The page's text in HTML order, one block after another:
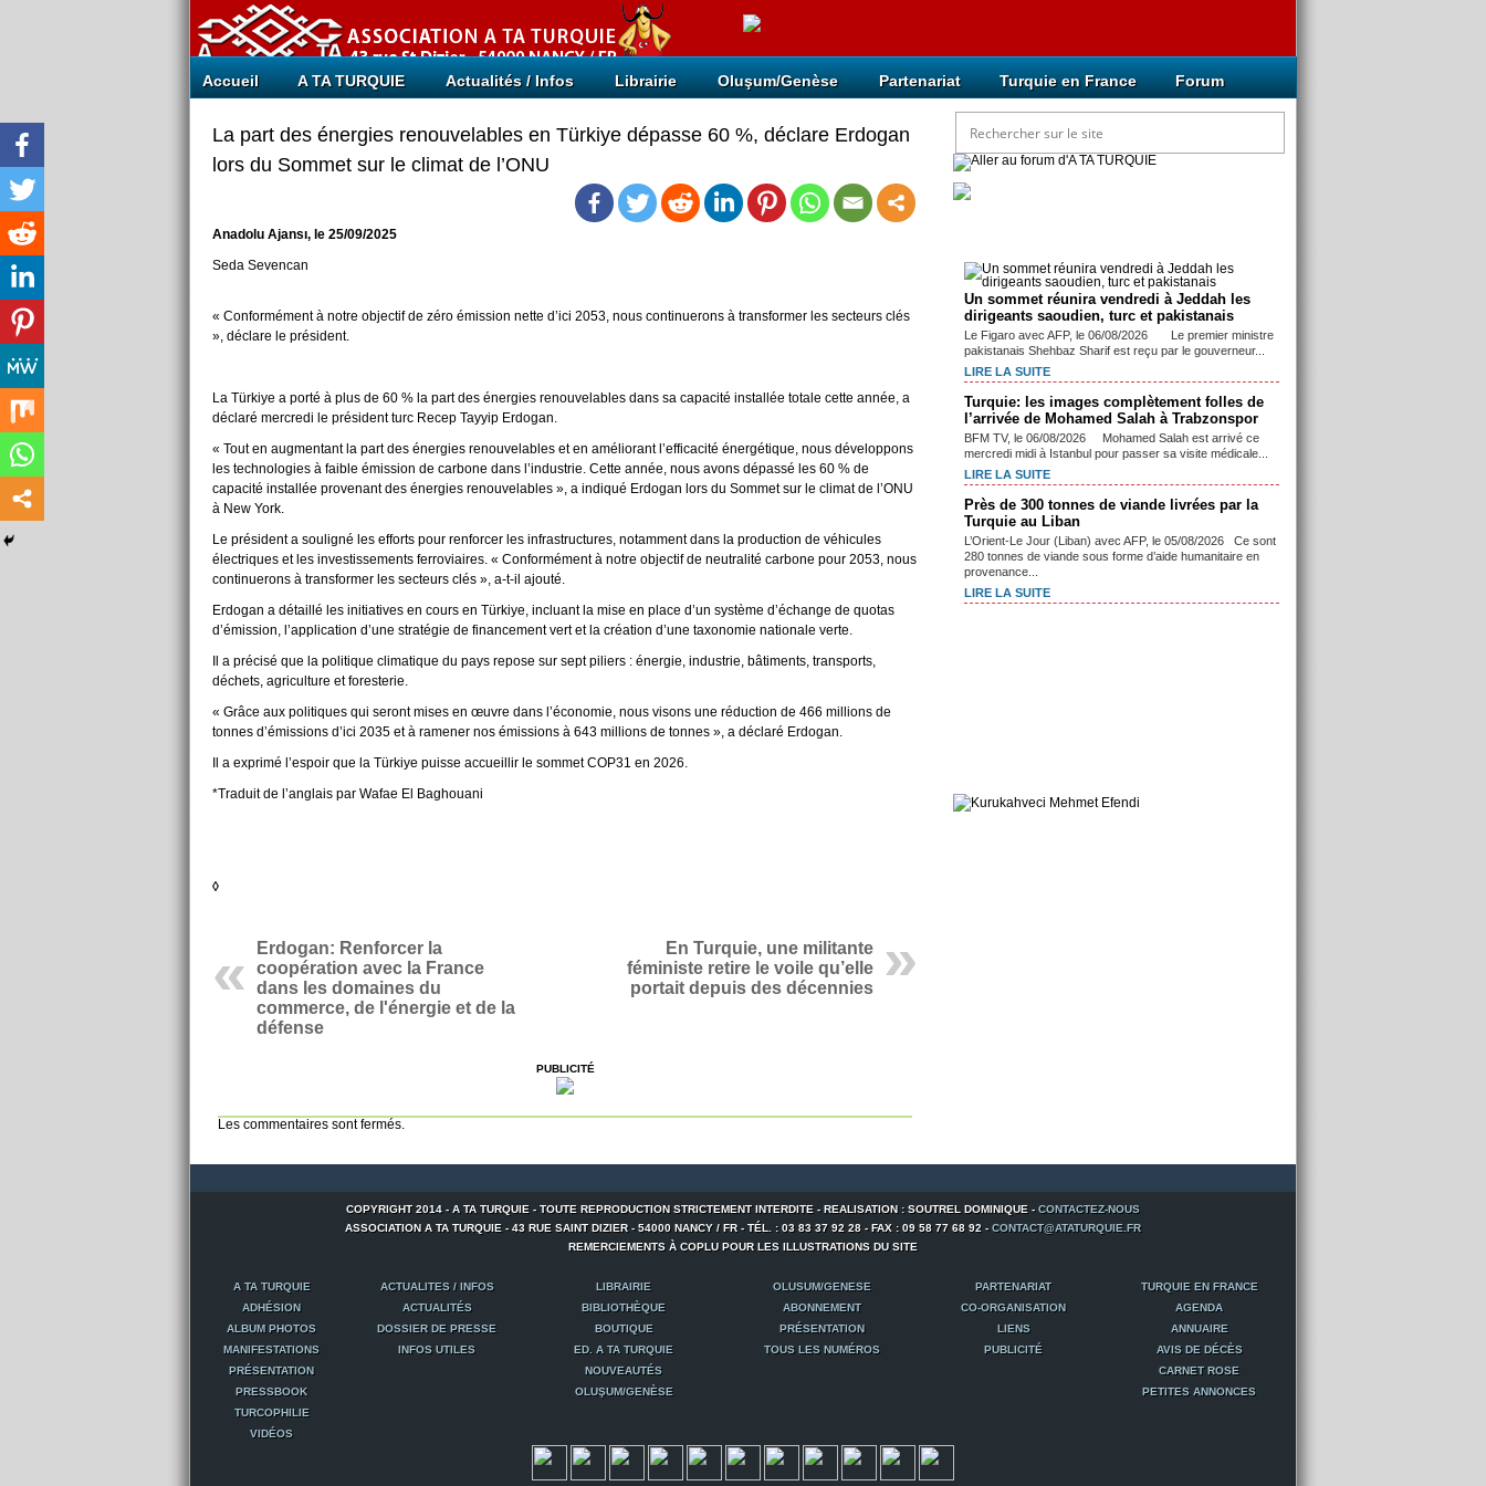
Accueil A TA TURQUIE Actualités / Infos Librairie Oluşum/Genèse Partenariat Turquie en France Forum
La part des énergies renouvelables en Türkiye dépasse 60 %, déclare Erdogan
lors du Sommet sur le climat de l’ONU
Anadolu Ajansı, le 25/09/2025
Seda Sevencan
« Conformément à notre objectif de zéro émission nette d’ici 2053, nous continuerons à transformer les secteurs clés
», déclare le président.
La Türkiye a porté à plus de 60 % la part des énergies renouvelables dans sa capacité installée totale cette année, a
déclaré mercredi le président turc Recep Tayyip Erdogan.
« Tout en augmentant la part des énergies renouvelables et en améliorant l’efficacité énergétique, nous développons
les technologies à faible émission de carbone dans l’industrie. Cette année, nous avons dépassé les 60 % de
capacité installée provenant des énergies renouvelables », a indiqué Erdogan lors du Sommet sur le climat de l’ONU
à New York.
Le président a souligné les efforts pour renforcer les infrastructures, notamment dans la production de véhicules
électriques et les investissements ferroviaires. « Conformément à notre objectif de neutralité carbone pour 2053, nous
continuerons à transformer les secteurs clés », a-t-il ajouté.
Erdogan a détaillé les initiatives en cours en Türkiye, incluant la mise en place d’un système d’échange de quotas
d’émission, l’application d’une stratégie de financement vert et la création d’une taxonomie nationale verte.
Il a précisé que la politique climatique du pays repose sur sept piliers : énergie, industrie, bâtiments, transports,
déchets, agriculture et foresterie.
« Grâce aux politiques qui seront mises en œuvre dans l’économie, nous visons une réduction de 466 millions de
tonnes d’émissions d’ici 2035 et à ramener nos émissions à 643 millions de tonnes », a déclaré Erdogan.
Il a exprimé l’espoir que la Türkiye puisse accueillir le sommet COP31 en 2026.
*Traduit de l’anglais par Wafae El Baghouani
◊
Erdogan: Renforcer la
coopération avec la France
dans les domaines du
commerce, de l'énergie et de la
défense
En Turquie, une militante
féministe retire le voile qu’elle
portait depuis des décennies
PUBLICITÉ
Les commentaires sont fermés.
Un sommet réunira vendredi à Jeddah les
dirigeants saoudien, turc et pakistanais
Le Figaro avec AFP, le 06/08/2026 Le premier ministre
pakistanais Shehbaz Sharif est reçu par le gouverneur...
LIRE LA SUITE
Turquie: les images complètement folles de
l’arrivée de Mohamed Salah à Trabzonspor
BFM TV, le 06/08/2026 Mohamed Salah est arrivé ce
mercredi midi à Istanbul pour passer sa visite médicale...
LIRE LA SUITE
Près de 300 tonnes de viande livrées par la
Turquie au Liban
L’Orient-Le Jour (Liban) avec AFP, le 05/08/2026 Ce sont
280 tonnes de viande sous forme d’aide humanitaire en
provenance...
LIRE LA SUITE
COPYRIGHT 2014 - A TA TURQUIE - TOUTE REPRODUCTION STRICTEMENT INTERDITE - REALISATION : SOUTREL DOMINIQUE -CONTACTEZ-NOUS
ASSOCIATION A TA TURQUIE - 43 RUE SAINT DIZIER - 54000 NANCY / FR - TÉL. : 03 83 37 92 28 - FAX : 09 58 77 68 92 -CONTACT@ATATURQUIE.FR
REMERCIEMENTS À COPLU POUR LES ILLUSTRATIONS DU SITE
A TA TURQUIE ACTUALITES / INFOS LIBRAIRIE OLUSUM/GENESE PARTENARIAT
TURQUIE EN FRANCE
ADHÉSION
ACTUALITÉS BIBLIOTHÈQUE ABONNEMENT CO-ORGANISATION
AGENDA
ALBUM PHOTOS
DOSSIER DE PRESSE BOUTIQUE PRÉSENTATION LIENS
ANNUAIRE
MANIFESTATIONS
INFOS UTILES ED. A TA TURQUIE TOUS LES NUMÉROS PUBLICITÉ
AVIS DE DÉCÈS
PRÉSENTATION
NOUVEAUTÉS
CARNET ROSE
PRESSBOOK
OLUŞUM/GENÈSE
PETITES ANNONCES
TURCOPHILIE
VIDÉOS